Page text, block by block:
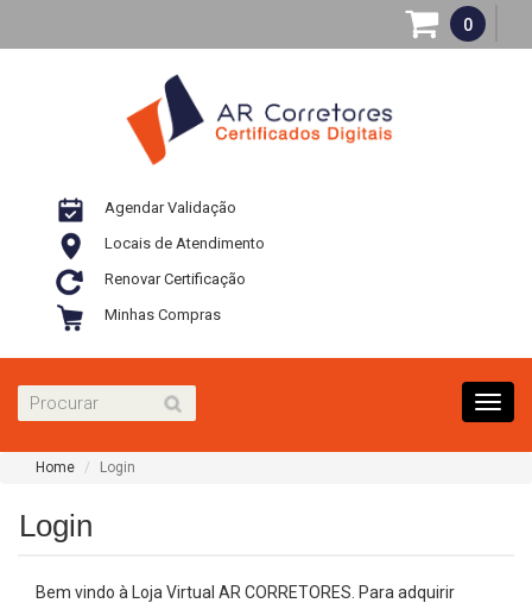
0
Agendar Validação
Locais de Atendimento
Renovar Certificação
Minhas Compras
Home Login
Login
Bem vindo à Loja Virtual AR CORRETORES. Para adquirir